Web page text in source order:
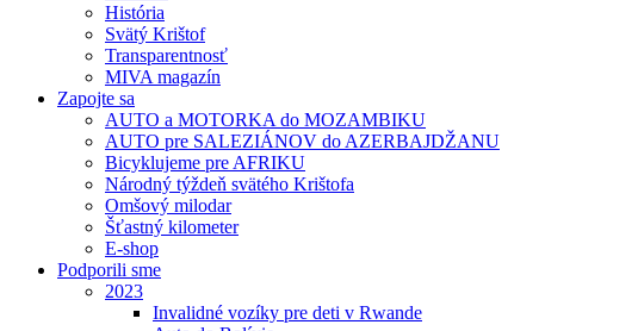
História
Svätý Krištof
Transparentnosť
MIVA magazín
Zapojte sa
AUTO a MOTORKA do MOZAMBIKU
AUTO pre SALEZIÁNOV do AZERBAJDŽANU
Bicyklujeme pre AFRIKU
Národný týždeň svätého Krištofa
Omšový milodar
Šťastný kilometer
E-shop
Podporili sme
2023
Invalidné vozíky pre deti v Rwande